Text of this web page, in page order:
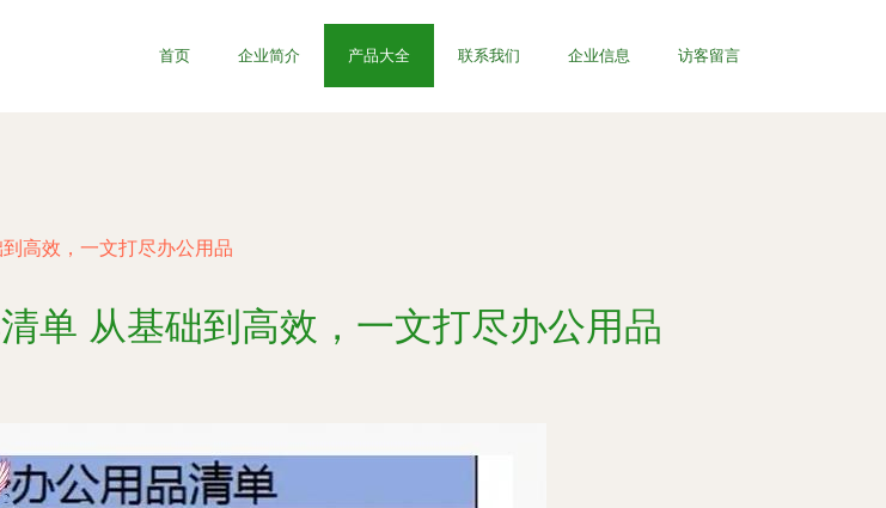
首页 企业简介 产品大全 联系我们 企业信息 访客留言
高效，一文打尽办公用品
单 从基础到高效，一文打尽办公用品